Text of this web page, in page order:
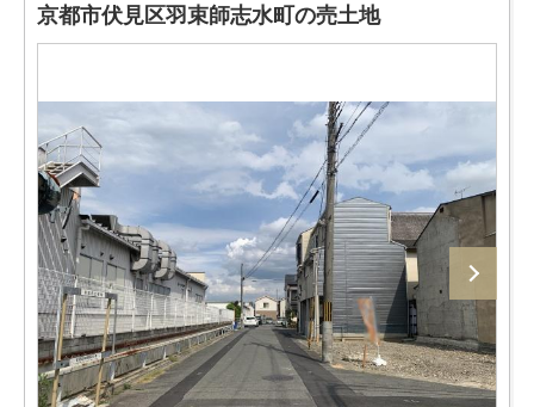
京都市伏見区羽束師志水町の売土地